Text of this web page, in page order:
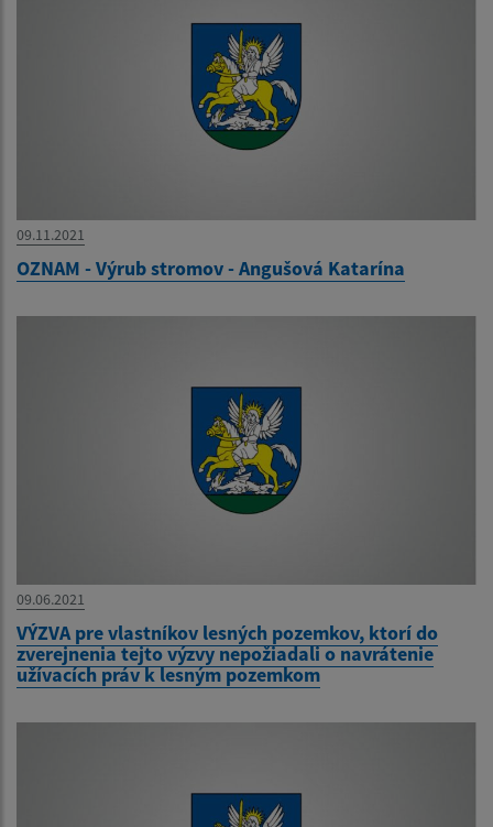
09.11.2021
OZNAM - Výrub stromov - Angušová Katarína
09.06.2021
VÝZVA pre vlastníkov lesných pozemkov, ktorí do
zverejnenia tejto výzvy nepožiadali o navrátenie
užívacích práv k lesným pozemkom